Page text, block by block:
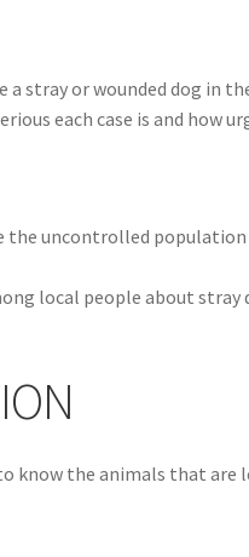
stray or wounded dog in
each case is and how
uncontrolled population
local people about
know the animals that are